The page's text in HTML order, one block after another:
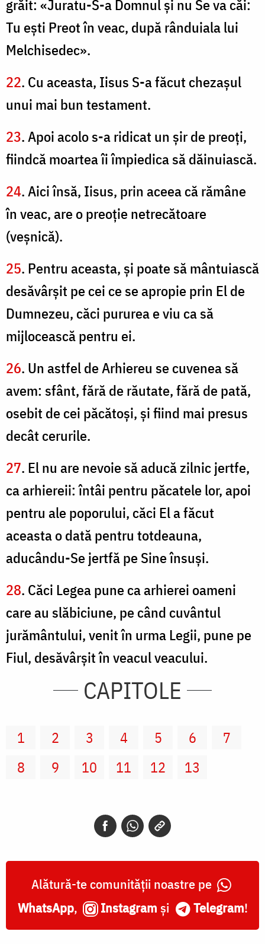
grăit: «Juratu-S-a Domnul şi nu Se va căi:
Tu eşti Preot în veac, după rânduiala lui
Melchisedec».
22. Cu aceasta, Iisus S-a făcut chezaşul
unui mai bun testament.
23. Apoi acolo s-a ridicat un şir de preoţi,
fiindcă moartea îi împiedica să dăinuiască.
24. Aici însă, Iisus, prin aceea că rămâne
în veac, are o preoţie netrecătoare
(veşnică).
25. Pentru aceasta, şi poate să mântuiască
desăvârşit pe cei ce se apropie prin El de
Dumnezeu, căci pururea e viu ca să
mijlocească pentru ei.
26. Un astfel de Arhiereu se cuvenea să
avem: sfânt, fără de răutate, fără de pată,
osebit de cei păcătoşi, şi fiind mai presus
decât cerurile.
27. El nu are nevoie să aducă zilnic jertfe,
ca arhiereii: întâi pentru păcatele lor, apoi
pentru ale poporului, căci El a făcut
aceasta o dată pentru totdeauna,
aducându-Se jertfă pe Sine însuşi.
28. Căci Legea pune ca arhierei oameni
care au slăbiciune, pe când cuvântul
jurământului, venit în urma Legii, pune pe
Fiul, desăvârşit în veacul veacului.
CAPITOLE
1 2 3 4 5 6
7
8
9 10 11 12 13
Alătură-te comunității noastre pe
WhatsApp, Instagram și Telegram!